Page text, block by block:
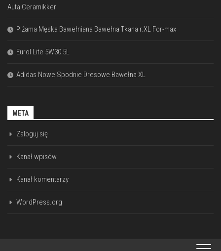
Auta Ceramikker
Piżama Męska Bawełniana Bawełna Tkana r.XL For-max
Eurol Lite 5W30 5L
Adidas Nowe Spodnie Dresowe Bawełna XL
META
Zaloguj się
Kanał wpisów
Kanał komentarzy
WordPress.org